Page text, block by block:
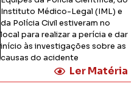
Instituto Médico-Legal (IML) e
da Polícia Civil estiveram no
local para realizar a perícia e dar
início às investigações sobre as
causas do acidente
Ler Matéria